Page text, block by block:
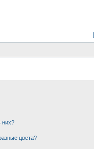
них?
цвета?